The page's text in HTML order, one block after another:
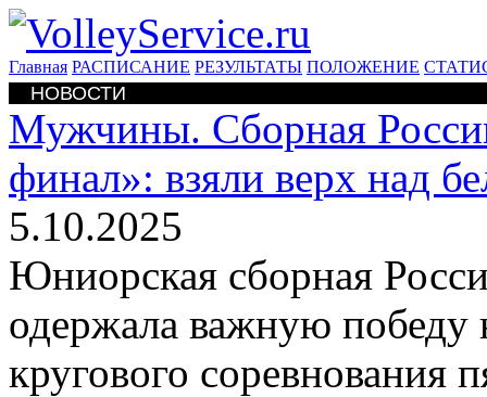
Главная РАСПИСАНИЕ РЕЗУЛЬТАТЫ ПОЛОЖЕНИЕ
НОВОСТИ
Мужчины. Сборная
финал»: взяли верх над
5.10.2025
Юниорская сборная
одержала важную победу
кругового соревнования